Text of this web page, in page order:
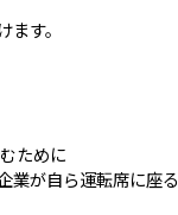
ます。
ために
業が自ら運転席に座る